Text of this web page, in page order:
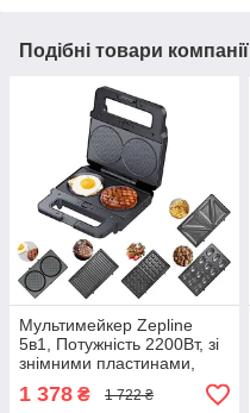
Подібні товари компанії
Мультимейкер Zepline
5в1, Потужність 2200Вт, зі
знімними пластинами,
сіра (ZP 813)
1 378 ₴ 1 722 ₴